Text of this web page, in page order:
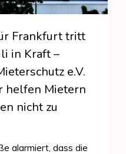
Frankfurt tritt
in Kraft –
e.V.
helfen Mietern
nicht zu
alarmiert, dass die